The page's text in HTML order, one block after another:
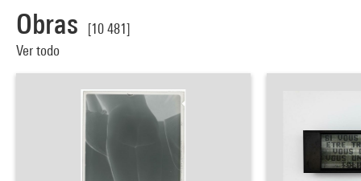
Obras
[10 481]
Ver todo